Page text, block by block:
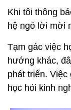
Khi tôi thông
hệ ngỏ lời mời
Tạm gác việc
hướng khác,
phát triển.
học hỏi kinh